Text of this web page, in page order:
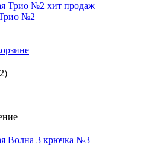
хит продаж
№2